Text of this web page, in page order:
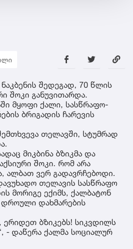
შედეგად, 70 წლის
შოკი განუვითარდა.
მყოფი ქალი, სასწრაფო-
ბრიგადის ჩარევის
თელავში, სტუმრად
მიკბინა ბზიკმა და
შოკი. რომ არა
ალბათ ვერ გადავრჩებოდი.
თელავის სასწრაფო
მორიგე ექიმს, ქალბატონ
დროული დახმარების
ბზიკებს! სიკვდილს
- დაწერა ქალმა სოციალურ